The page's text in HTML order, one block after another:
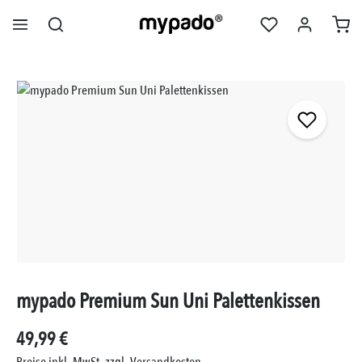
springen
Bildergalerie überspringen
mypado Premium Sun Uni Palettenkissen
49,99 €